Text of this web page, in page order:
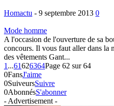
Homactu - 9 septembre 2013 0
Mode homme
A l'occasion de l'ouverture de sa
concours. Il vous faut aller dans la
des vêtements Gant...
1 ...61626364Page 62 sur 64
0FansJ'aime
0SuiveursSuivre
0AbonnésS'abonner
- Advertisement -